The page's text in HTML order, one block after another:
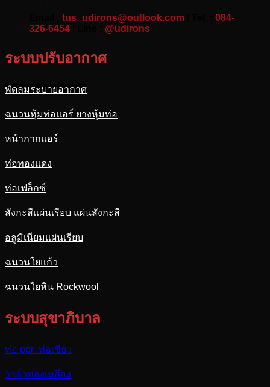
tus_udirons@outlook.com
084-
326-6454
@udirons
ระบบปรับอากาศ
พัดลมระบายอากาศ
ฉนวนหุ้มท่อแอร์ ยางหุ้มท่อ
หน้ากากแอร์
ท่อทองแดง
ท่อเฟล็กซ์
สังกะสีแผ่นเรียบ แผ่นสังกะสี
อลูมิเนียมแผ่นเรียบ
ฉนวนใยแก้ว
ฉนวนใยหิน Rockwool
ระบบสุขาภิบาล
ท่อ ppr ท่อเขียว
วาล์วทองเหลือง